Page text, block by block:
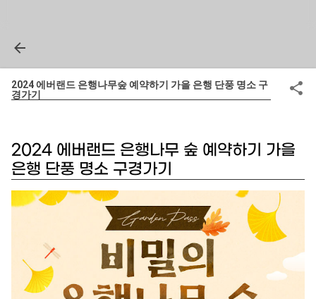
2024 에버랜드 은행나무숲 예약하기 가을 은행 단풍 명소 구
경가기
2024 에버랜드 은행나무 숲 예약하기 가을
은행 단풍 명소 구경가기